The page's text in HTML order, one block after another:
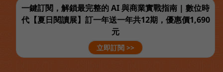
一鍵訂閱，解鎖最完整的 AI 與商業實戰指南 | 數位時
代【夏日閱讀展】訂一年送一年共12期，優惠價1,690
元
立即訂閱 >>